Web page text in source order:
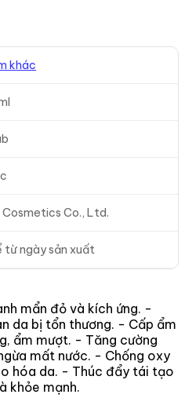
khác
Cosmetics Co., Ltd.
từ ngày sản xuất
mẩn đỏ và kích ứng. -
da bị tổn thương. - Cấp ẩm
ẩm mượt. - Tăng cường
mất nước. - Chống oxy
hóa da. - Thúc đẩy tái tạo
khỏe mạnh.